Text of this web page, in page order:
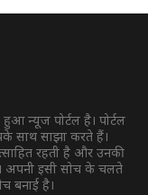
न्यूज पोर्टल है। पोर्टल
साथ साझा करते हैं।
रहती है और उनकी
अपनी इसी सोच के चलते
बनाई है।